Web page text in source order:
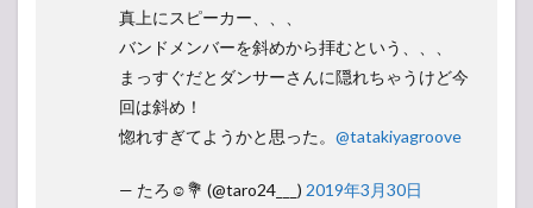
真上にスピーカー、、、
バンドメンバーを斜めから拝むという、、、
まっすぐだとダンサーさんに隠れちゃうけど今
回は斜め！
惚れすぎてようかと思った。 @tatakiyagroove
— たろ☺︎💐 (@taro24___) 2019年3月30日